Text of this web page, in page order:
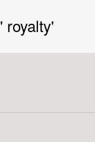
royalty'